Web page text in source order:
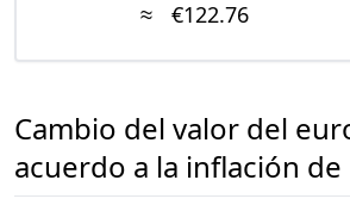
≈ €122.76
Cambio del valor del
acuerdo a la inflación de